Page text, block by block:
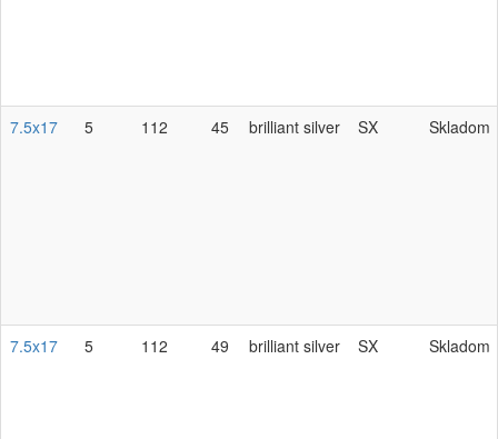
7.5x17 5 112 45 brilliant silver SX Skladom
7.5x17 5 112 49 brilliant silver SX Skladom